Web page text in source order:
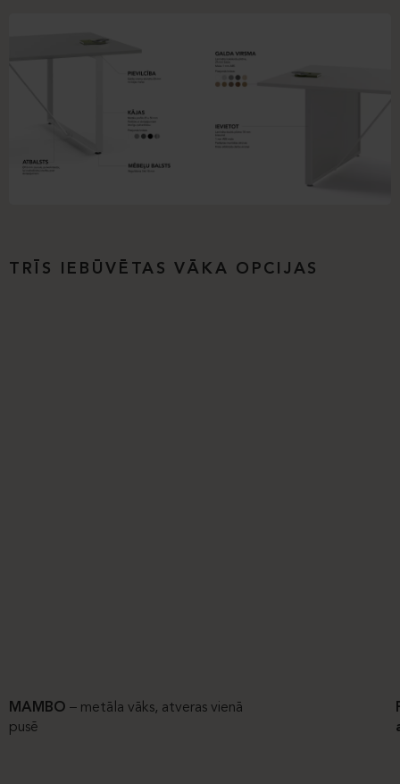
TRĪS IEBŪVĒTAS VĀKA OPCIJAS
MAMBO – metāla vāks, atveras vienā
pusē